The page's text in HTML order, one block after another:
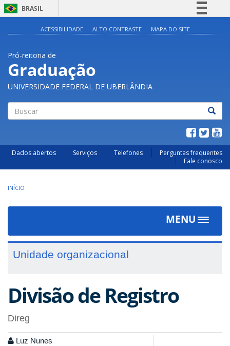
BRASIL
Legislação
Canais
ACESSIBILIDADE ALTO CONTRASTE MAPA DO SITE
Pró-reitoria de
Graduação
UNIVERSIDADE FEDERAL DE UBERLÂNDIA
Dados abertos Serviços Telefones
Perguntas frequentes
Fale conosco
INÍCIO
MENU
Toggle
Unidade organizacional
Divisão de Registro
Direg
Luz Nunes